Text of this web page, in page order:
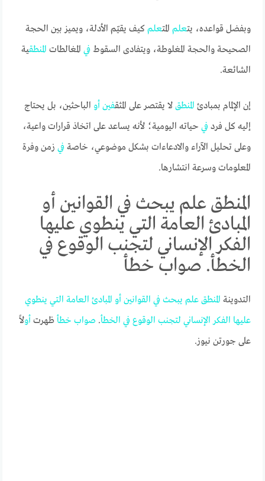
وبفضل قواعده، يتعلم المتعلم كيف يقيّم الأدلة، ويميز بين الحجة
الصحيحة والحجة المغلوطة، ويتفادى السقوطفي المغالطات المنطقية
الشائعة.
إن الإلمام بمبادئ المنطق لا يقتصر على المثقفي أو الباحثين، بل يحتاج
إليه كل فردفي حياته اليومية؛ لأنه يساعد على اتخاذ قرارات واعية،
وعلى تحليل الآراء والادعاءات بشكل موضوعي، خاصةفي زمن وفرة
المعلومات وسرعة انتشارها.
المنطق علم يبحث في القوانين أو
المبادئ العامة التي ينطوي عليها
الفكر الإنساني لتجنب الوقوع في
الخطأ. صواب خطأ
التدوينة المنطق علم يبحث في القوانين أو المبادئ العامة التي ينطوي
عليها الفكر الإنساني لتجنب الوقوع في الخطأ. صواب خطأ ظهرت أولاً
على جورتن نيوز.